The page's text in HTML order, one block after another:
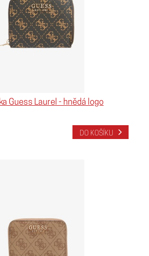
Guess Laurel - hnědá logo
DO KOŠÍKU